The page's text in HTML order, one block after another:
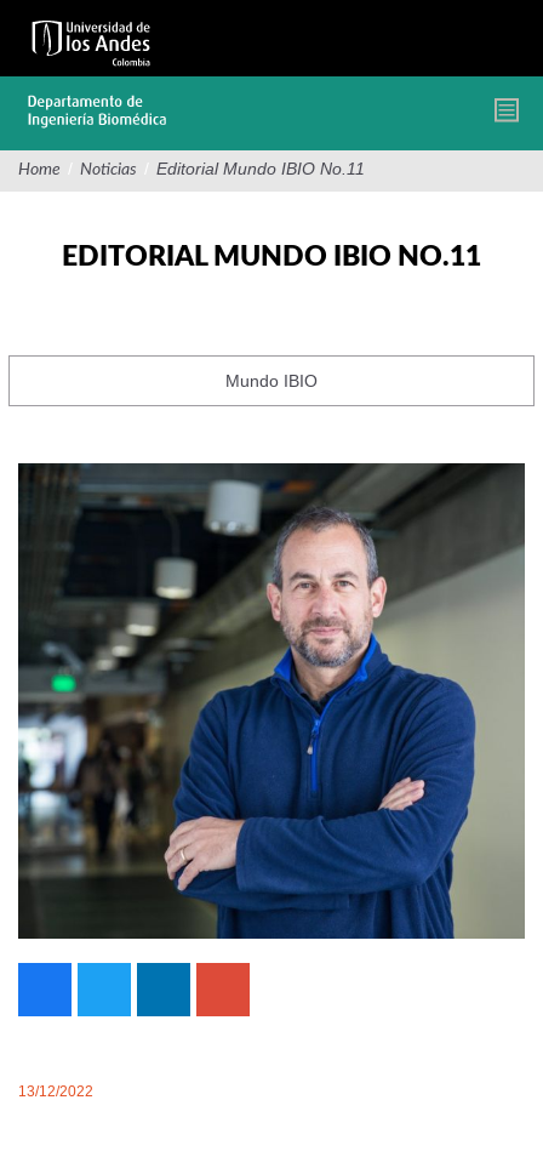
contenido
Home / Noticias / Editorial Mundo IBIO No.11
EDITORIAL MUNDO IBIO NO.11
Mundo IBIO
13/12/2022